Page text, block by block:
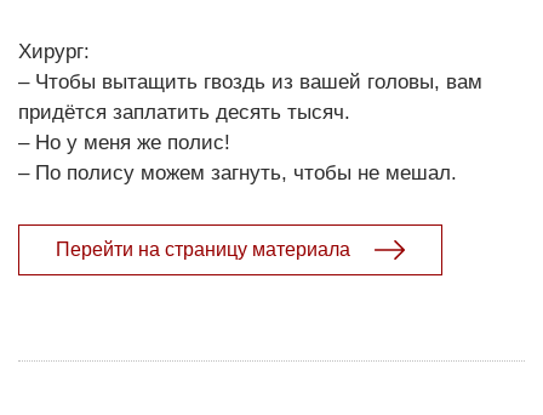
Хирург:
– Чтобы вытащить гвоздь из вашей головы, вам
придётся заплатить десять тысяч.
– Но у меня же полис!
– По полису можем загнуть, чтобы не мешал.
Перейти на страницу материала